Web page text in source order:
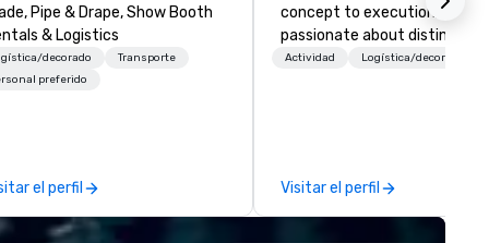
Pipe & Drape, Show Booth
& Logistics
decorado
Transporte
preferido
el perfil
concept to execution, we are
passionate about distinctive
design. Collaboating for the best
Actividad Logística/decorado
Visitar el perfil